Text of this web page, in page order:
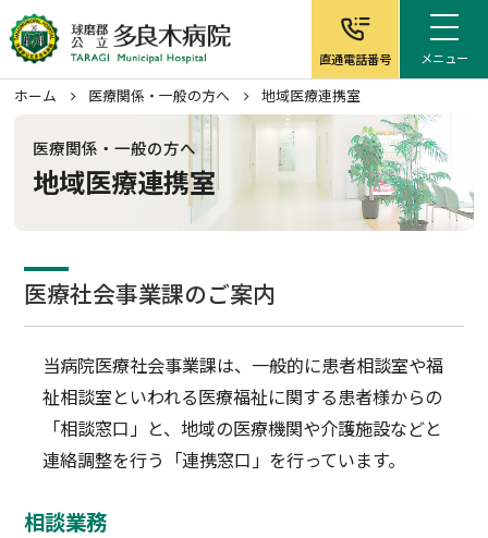
ホーム 医療関係・一般の方へ 地域医療連携室
医療関係・一般の方へ
地域医療連携室
医療社会事業課のご案内
当病院医療社会事業課は、一般的に患者相談室や福
祉相談室といわれる医療福祉に関する患者様からの
「相談窓口」と、地域の医療機関や介護施設などと
連絡調整を行う「連携窓口」を行っています。
相談業務
直通電話番号 メニュー
病院について
外来案内
入院案内
在宅サービス
診療科・部門案内